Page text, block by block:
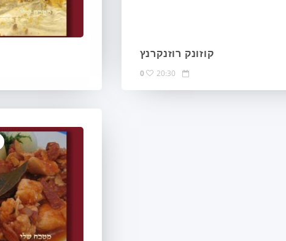
קוזונק רוזנקרנץ
20:30
0